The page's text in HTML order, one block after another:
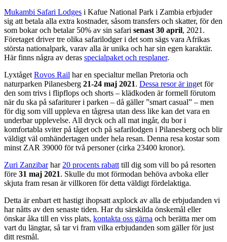
Mukambi Safari Lodges i Kafue National Park i Zambia erbjuder
sig att betala alla extra kostnader, såsom transfers och skatter, för den
som bokar och betalar 50% av sin safari senast 30 april, 2021.
Företaget driver tre olika safarilodger i det som sägs vara Afrikas
största nationalpark, varav alla är unika och har sin egen karaktär.
Här finns några av deras specialpaket och resplaner.
Lyxtåget Rovos Rail har en specialtur mellan Pretoria och
naturparken Pilanesberg 21-24 maj 2021. Dessa resor är inget för
den som trivs i flipflops och shorts – klädkoden är formell förutom
när du ska på safariturer i parken – då gäller ”smart casual” – men
för dig som vill uppleva en tågresa utan dess like kan det vara en
underbar upplevelse. All dryck och all mat ingår, du bor i
komfortabla sviter på tåget och på safarilodgen i Pilanesberg och blir
väldigt väl omhändertagen under hela resan. Denna resa kostar som
minst ZAR 39000 för två personer (cirka 23400 kronor).
Zuri Zanzibarhar 20 procents rabatt till dig som vill bo på resorten
före 31 maj 2021. Skulle du mot förmodan behöva avboka eller
skjuta fram resan är villkoren för detta väldigt fördelaktiga.
Detta är enbart ett hastigt ihopsatt axplock av alla de erbjudanden vi
har nåtts av den senaste tiden. Har du särskilda önskemål eller
önskar åka till en viss plats, kontakta oss gärna och berätta mer om
vart du längtar, så tar vi fram vilka erbjudanden som gäller för just
ditt resmål.